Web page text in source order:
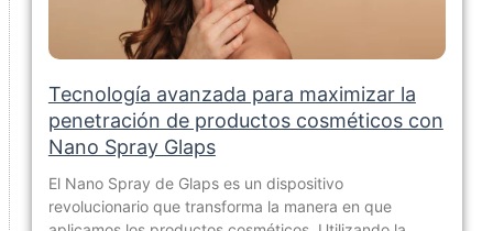
Tecnología avanzada para maximizar la
penetración de productos cosméticos con
Nano Spray Glaps
El Nano Spray de Glaps es un dispositivo
revolucionario que transforma la manera en que